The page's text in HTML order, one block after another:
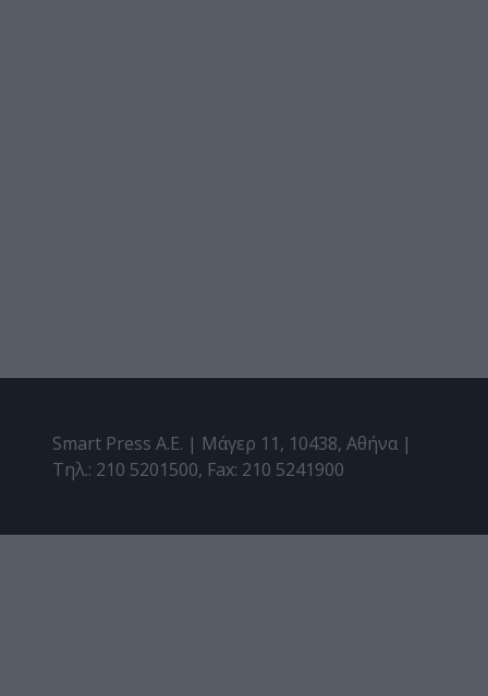
Smart Press A.E. | Μάγερ 11, 10438, Αθήνα |
Τηλ.: 210 5201500, Fax: 210 5241900